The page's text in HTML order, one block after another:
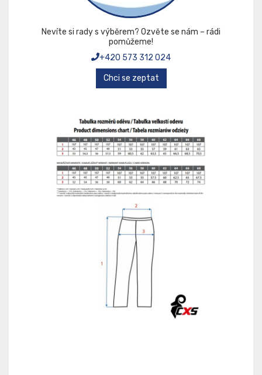
Nevíte si rady s výběrem? Ozvěte se nám – rádi
pomůžeme!
+420 573 312 024
Chci se zeptat